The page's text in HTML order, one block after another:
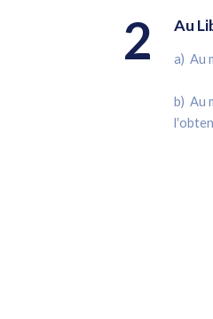
2 Au
a) Au
b) Au